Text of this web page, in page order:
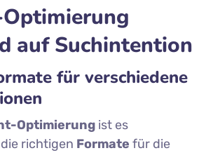
auf Suchintention
für verschiedene
Optimierung ist es
richtigen Formate für die